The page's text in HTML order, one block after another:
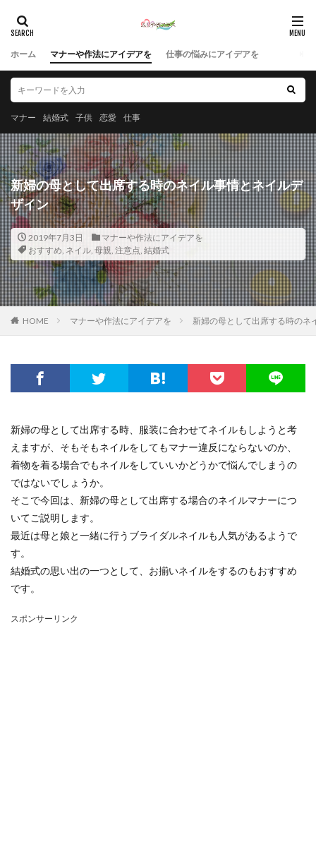
ホーム マナーや作法にアイデアを 仕事の悩みにアイデアを
マナー 結婚式 子供 恋愛 仕事
新婦の母として出席する時のネイル事情とネイルデ
ザイン
2019年7月3日
マナーや作法にアイデアを
おすすめ, ネイル, 母親, 注意点, 結婚式
HOME マナーや作法にアイデアを 新婦の母として出席する時のネ
新婦の母として出席する時、服装に合わせてネイルもしようと考
えますが、そもそもネイルをしてもマナー違反にならないのか、
着物を着る場合でもネイルをしていいかどうかで悩んでしまうの
ではないでしょうか。
そこで今回は、新婦の母として出席する場合のネイルマナーにつ
いてご説明します。
最近は母と娘と一緒に行うブライダルネイルも人気があるようで
す。
結婚式の思い出の一つとして、お揃いネイルをするのもおすすめ
です。
スポンサーリンク